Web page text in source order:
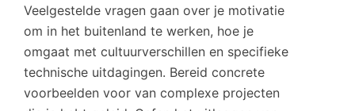
Veelgestelde vragen gaan over je motivatie
om in het buitenland te werken, hoe je
omgaat met cultuurverschillen en specifieke
technische uitdagingen. Bereid concrete
voorbeelden voor van complexe projecten